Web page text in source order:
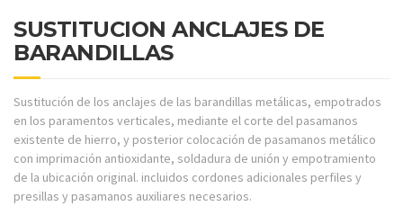
SUSTITUCION ANCLAJES DE
BARANDILLAS
Sustitución de los anclajes de las barandillas metálicas, empotrados
en los paramentos verticales, mediante el corte del pasamanos
existente de hierro, y posterior colocación de pasamanos metálico
con imprimación antioxidante, soldadura de unión y empotramiento
de la ubicación original. incluidos cordones adicionales perfiles y
presillas y pasamanos auxiliares necesarios.